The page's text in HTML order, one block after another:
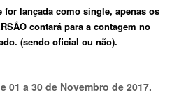
for lançada como single, apenas os
contará para a contagem no
(sendo oficial ou não).
01 a 30 de Novembro de 2017.